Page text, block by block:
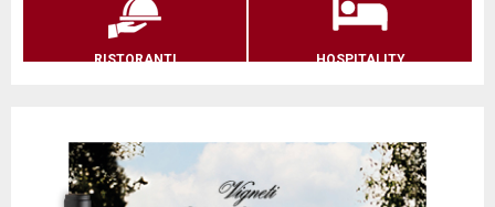
RISTORANTI HOSPITALITY